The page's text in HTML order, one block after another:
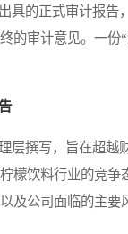
的正式审计报告
的审计意见。一
撰写，旨在超越
檬饮料行业的竞
及公司面临的主